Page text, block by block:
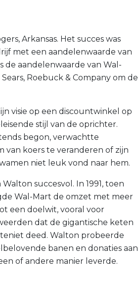
Arkansas. Het succes was
met een aandelenwaarde van
de aandelenwaarde van Wal-
Roebuck & Company om de
visie op een discountwinkel op
stijl van de oprichter.
begon, verwachtte
van koers te veranderen of zijn
niet leuk vond naar hem.
succesvol. In 1991, toen
Wal-Mart de omzet met meer
een doelwit, vooral voor
dat de gigantische keten
deed. Walton probeerde
banen en donaties aan
of andere manier leverde.